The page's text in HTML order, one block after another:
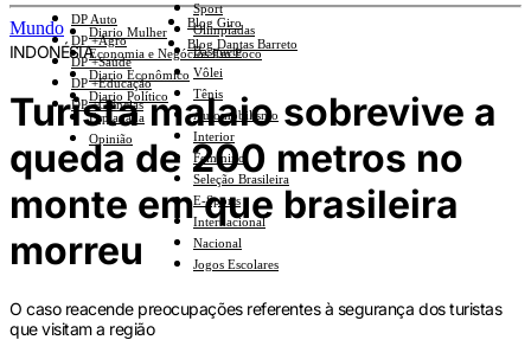
Sport
Olimpíadas
Basquete
Vôlei
Tênis
Automobilismo
Interior
Feminino
Seleção Brasileira
E-Sports
Internacional
Nacional
Jogos Escolares
DP Auto
DP +Agro
DP +Saúde
DP +Educação
DP +Ciências
Diario Mulher
Economia e Negócios Em Foco
Diario Econômico
Diario Político
Esplanada
Opinião
Blog Giro
Blog Dantas Barreto
Mundo
INDONÉSIA
Turista malaio sobrevive a
queda de 200 metros no
monte em que brasileira
morreu
O caso reacende preocupações referentes à segurança dos turistas
que visitam a região